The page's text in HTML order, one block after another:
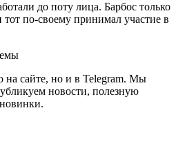
до поту лица. Барбос только
тот по-своему принимал участие в
на сайте, но и в Telegram. Мы
новости, полезную